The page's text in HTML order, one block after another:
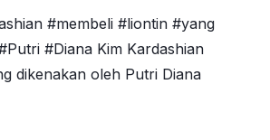
#membeli #liontin #yang
#Diana Kim Kardashian
dikenakan oleh Putri Diana